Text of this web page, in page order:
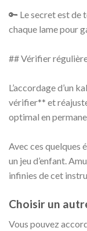
🔑 Le secret est de
chaque lame pour
## Vérifier
L’accordage d’un
vérifier** et
optimal en
Avec ces quelques
un jeu d’enfant.
infinies de cet
Choisir un
Vous pouvez